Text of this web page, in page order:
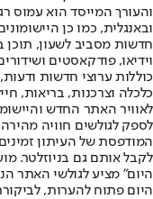
והעורך המייסד הוא עמוס
חדשות מסביב לשעון, תוכן
וידיאו, פודקאסטים
כוללות ערוצי חדשות
לאוויר האתר החדש
לספק לגולשים חוויה
המודפסת של העיתון
לקבל אותם גם בניוזלטר.
היום" מציע לגולשי האתר
היום פתוח להערות,